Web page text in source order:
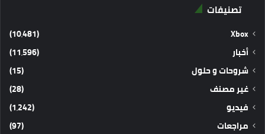
تصنيفات
Xbox
(10٬481)
أخبار
(11٬596)
شروحات و حلول
(15)
غير مصنف
(28)
فيديو
(1٬242)
مراجعات
(97)